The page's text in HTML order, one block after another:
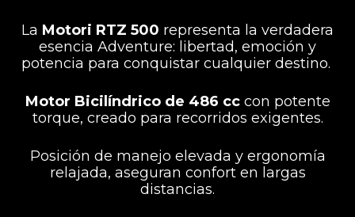
La Motori RTZ 500 representa la verdadera
esencia Adventure: libertad, emoción y
potencia para conquistar cualquier destino.
Motor Bicilíndrico de 486 cccon potente
torque, creado para recorridos exigentes.
Posición de manejo elevada y ergonomía
relajada, aseguran confort en largas
distancias.